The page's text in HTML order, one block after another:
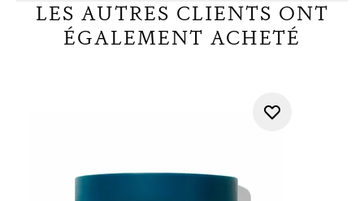
LES AUTRES CLIENTS ONT
ÉGALEMENT ACHETÉ